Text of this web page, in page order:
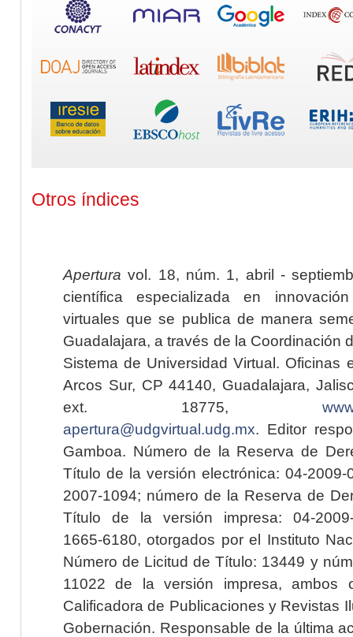
Otros índices
Apertura vol. 18, núm. 1, abril -
científica especializada en
virtuales que se publica de manera
Guadalajara, a través de la Coordinación
Sistema de Universidad Virtual. Oficinas
Arcos Sur, CP 44140, Guadalajara,
ext. 18775,
apertura@udgvirtual.udg.mx. Editor
Gamboa. Número de la Reserva de
Título de la versión electrónica: 04-2009-
2007-1094; número de la Reserva de
Título de la versión impresa: 04-2009-
1665-6180, otorgados por el Instituto
Número de Licitud de Título: 13449 y
11022 de la versión impresa, ambos
Calificadora de Publicaciones y Revistas
Gobernación. Responsable de la última